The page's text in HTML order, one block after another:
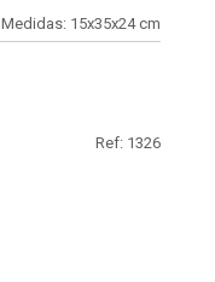
Medidas: 15x35x24 cm
Ref: 1326